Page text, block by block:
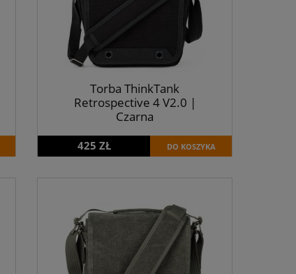
Torba ThinkTank
Retrospective 4 V2.0 |
Czarna
425 ZŁ DO KOSZYKA